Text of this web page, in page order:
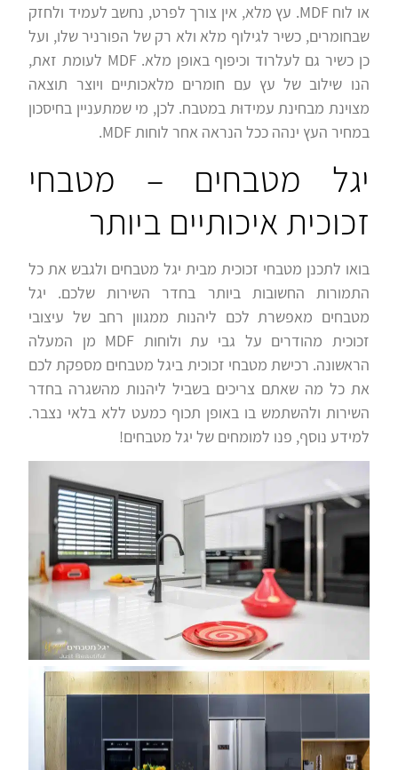
או לוח MDF. עץ מלא, אין צורך לפרט, נחשב לעמיד ולחזק
שבחומרים, כשיר לגילוף מלא ולא רק של הפורניר שלו, ועל
כן כשיר גם לעלרוד וכיפוף באופן מלא. MDF לעומת זאת,
הנו שילוב של עץ עם חומרים מלאכותיים ויוצר תוצאה
מצוינת מבחינת עמידוּת במטבח. לכן, מי שמתעניין בחיסכון
במחיר העץ ינהה ככל הנראה אחר לוחות MDF.
יגל מטבחים – מטבחי
זכוכית איכותיים ביותר
בואו לתכנן מטבחי זכוכית מבית יגל מטבחים ולגבש את כל
התמורות החשובות ביותר בחדר השירות שלכם. יגל
מטבחים מאפשרת לכם ליהנות ממגוון רחב של עיצובי
זכוכית מהודרים על גבי עת ולוחות MDF מן המעלה
הראשונה. רכישת מטבחי זכוכית ביגל מטבחים מספקת לכם
את כל מה שאתם צריכים בשביל ליהנות מהשגרה בחדר
השירות ולהשתמש בו באופן תכוף כמעט ללא בלאי נצבר.
למידע נוסף, פנו למומחים של יגל מטבחים!